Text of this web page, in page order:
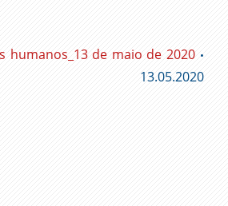
humanos_13 de maio de 2020 •
13.05.2020